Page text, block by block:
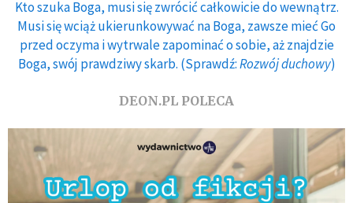
Kto szuka Boga, musi się zwrócić całkowicie do wewnątrz.
Musi się wciąż ukierunkowywać na Boga, zawsze mieć Go
przed oczyma i wytrwale zapominać o sobie, aż znajdzie
Boga, swój prawdziwy skarb. (Sprawdź:Rozwój duchowy)
DEON.PL POLECA